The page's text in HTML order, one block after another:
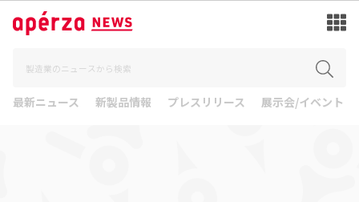
最新ニュース 新製品情報 プレスリリース 展示会/イベント